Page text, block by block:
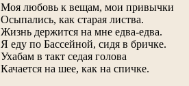
Моя любовь к вещам, мои привычки
Осыпались, как старая листва.
Жизнь держится на мне едва-едва.
Я еду по Бассейной, сидя в бричке.
Ухабам в такт седая голова
Качается на шее, как на спичке.